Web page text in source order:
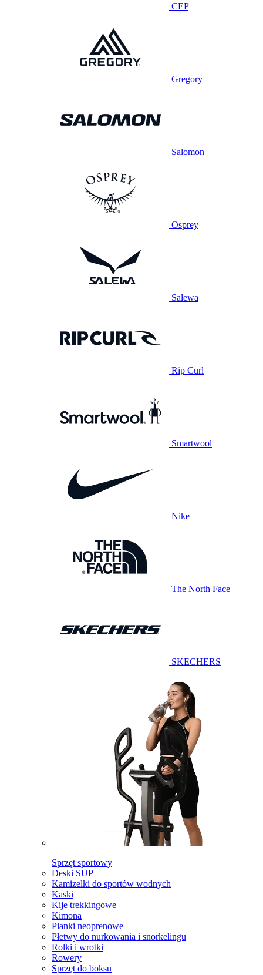
CEP
Gregory
Salomon
Osprey
Salewa
Rip Curl
Smartwool
Nike
The North Face
SKECHERS
Sprzęt sportowy
Deski SUP
Kamizelki do sportów wodnych
Kaski
Kije trekkingowe
Kimona
Pianki neoprenowe
Płetwy do nurkowania i snorkelingu
Rolki i wrotki
Rowery
Sprzęt do boksu